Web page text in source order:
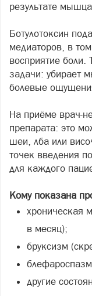
результате
Ботулотоксин
медиаторов, в
восприятие боли.
задачи: убирает
болевые
На приёме врач-
препарата: это
шеи, лба или
точек введения
для каждого
Кому показана
хроническая
в месяц);
бруксизм
другие